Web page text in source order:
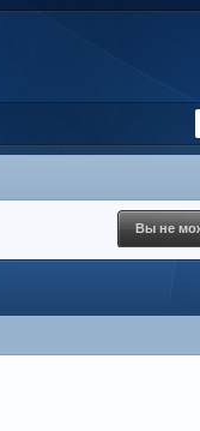
Вы не